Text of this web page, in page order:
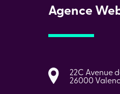
Agence
22C Avenue
26000